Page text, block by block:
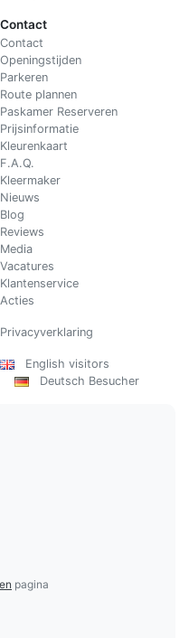
Contact
Contact
Openingstijden
Parkeren
Route plannen
Paskamer Reserveren
Prijsinformatie
Kleurenkaart
F.A.Q.
Kleermaker
Nieuws
Blog
Reviews
Media
Vacatures
Klantenservice
Acties
Privacyverklaring
English visitors
Deutsch Besucher
pagina